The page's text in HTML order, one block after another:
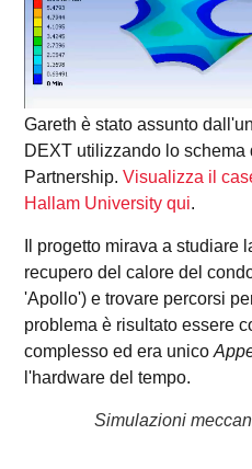
Gareth è stato assunto
DEXT utilizzando lo
Partnership.Visualizza il
Hallam University qui.
Il progetto mirava a studiare
recupero del calore del
'Apollo') e trovare percorsi
problema è risultato essere
complesso ed era unico
l'hardware del tempo.
Simulazioni